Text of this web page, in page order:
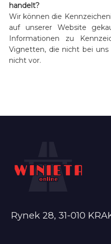
handelt?
Wir können die
auf unserer Website
Informationen zu
Vignetten, die nicht bei
nicht vor.
Rynek 28, 31-010